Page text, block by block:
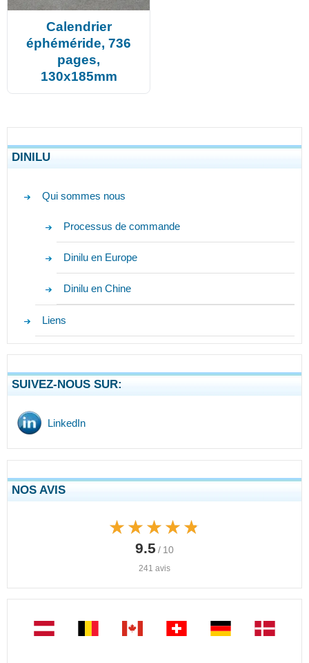
Calendrier
éphéméride, 736
pages,
130x185mm
DINILU
Qui sommes nous
Processus de commande
Dinilu en Europe
Dinilu en Chine
Liens
SUIVEZ-NOUS SUR:
LinkedIn
NOS AVIS
★★★★★
★★★★★
9.5 / 10
241 avis